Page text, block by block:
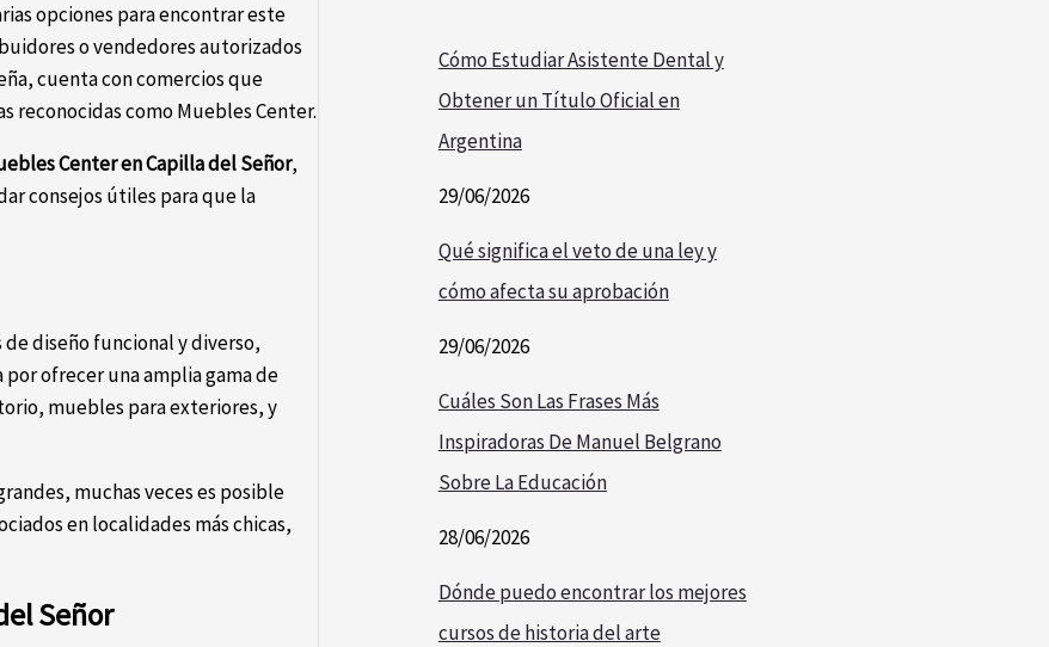
opciones para encontrar este
o vendedores autorizados
cuenta con comercios que
reconocidas como Muebles Center.
Center en Capilla del Señor,
consejos útiles para que la
diseño funcional y diverso,
ofrecer una amplia gama de
muebles para exteriores, y
muchas veces es posible
en localidades más chicas,
Señor
Cómo Estudiar Asistente Dental y
Obtener un Título Oficial en
Argentina
29/06/2026
Qué significa el veto de una ley y
cómo afecta su aprobación
29/06/2026
Cuáles Son Las Frases Más
Inspiradoras De Manuel Belgrano
Sobre La Educación
28/06/2026
Dónde puedo encontrar los mejores
cursos de historia del arte